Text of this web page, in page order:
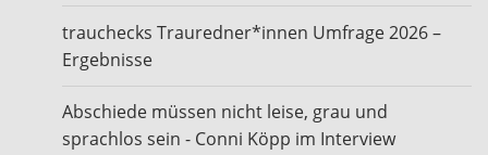
trauchecks Trauredner*innen Umfrage 2026 –
Ergebnisse
Abschiede müssen nicht leise, grau und
sprachlos sein - Conni Köpp im Interview